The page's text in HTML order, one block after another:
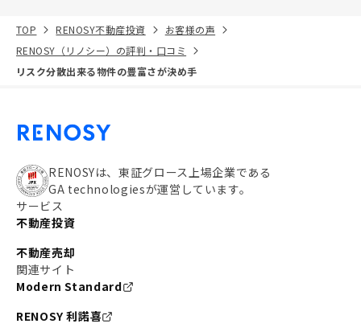
TOP RENOSY不動産投資
お客様の声
RENOSY（リノシー）の評判・口コミ
リスク分散出来る物件の豊富さが決め手
RENOSYは、東証グロース上場企業である
GA technologiesが運営しています。
サービス
不動産投資
不動産売却
関連サイト
Modern Standard
RENOSY 利諾喜